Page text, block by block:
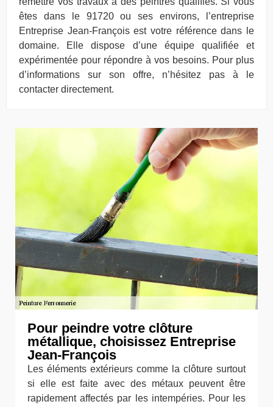
êtes dans le 91720 ou ses environs, l’entreprise
Entreprise Jean-François est votre référence dans le
domaine. Elle dispose d’une équipe qualifiée et
expérimentée pour répondre à vos besoins. Pour plus
d’informations sur son offre, n’hésitez pas à le
contacter directement.
Pour peindre votre clôture
métallique, choisissez Entreprise
Jean-François
Les éléments extérieurs comme la clôture surtout
si elle est faite avec des métaux peuvent être
rapidement affectés par les intempéries. Pour les